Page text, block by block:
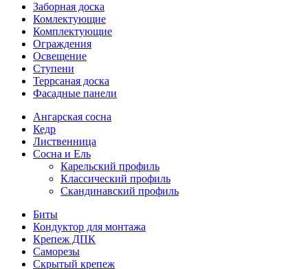
Заборная доска
Комлектующие
Комплектующие
Ограждения
Освещение
Ступени
Террсаная доска
Фасадные панели
Ангарская сосна
Кедр
Лиственница
Сосна и Ель
Карельский профиль
Классический профиль
Скандинавский профиль
Биты
Кондуктор для монтажа
Крепеж ДПК
Саморезы
Скрытый крепеж